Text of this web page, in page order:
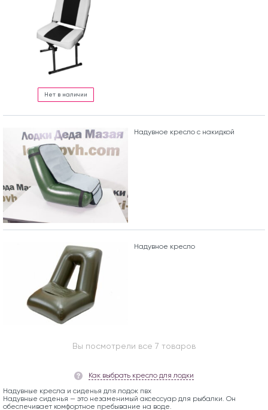
Нет в наличии
Надувное кресло с накидкой
Надувное кресло
Вы посмотрели все 7 товаров
Как выбрать кресло для лодки
Надувные кресла и сиденья для лодок пвх
Надувные сиденья — это незаменимый аксессуар для рыбалки. Он
обеспечивает комфортное пребывание на воде.